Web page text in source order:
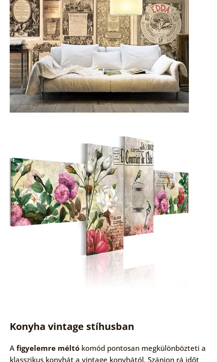
Konyha vintage stíhusban
A figyelemre méltókomód pontosan megkülönbözteti a
klasszikus konyhát a vintage konyhától. Szánjon rá időt